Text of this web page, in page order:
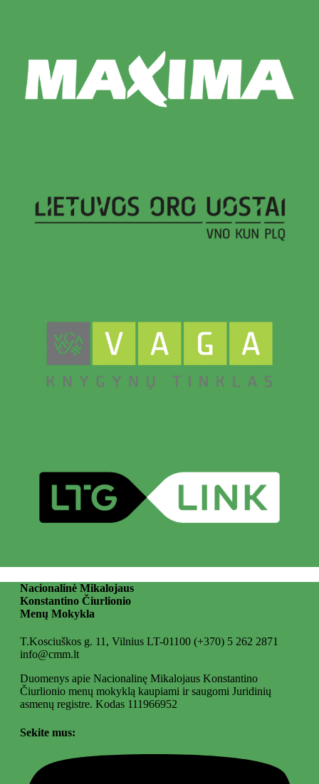
Nacionalinė Mikalojaus
Konstantino Čiurlionio
Menų Mokykla
T.Kosciuškos g. 11, Vilnius LT-01100 (+370) 5 262 2871
info@cmm.lt
Duomenys apie Nacionalinę Mikalojaus Konstantino
Čiurlionio menų mokyklą kaupiami ir saugomi Juridinių
asmenų registre. Kodas 111966952
Sekite mus: